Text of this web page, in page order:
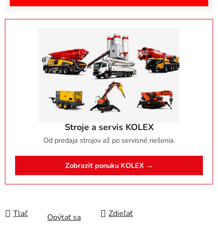
Stroje a servis KOLEX
Od predaja strojov až po servisné riešenia.
Zobraziť ponuku KOLEX →
Tlač Opýtať sa Zdieľať